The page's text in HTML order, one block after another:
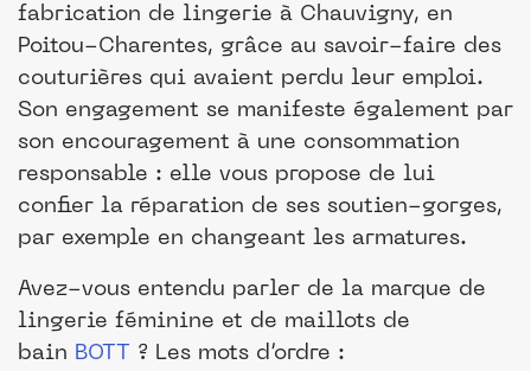
fabrication de lingerie à Chauvigny, en
Poitou-Charentes, grâce au savoir-faire des
couturières qui avaient perdu leur emploi.
Son engagement se manifeste également par
son encouragement à une consommation
responsable : elle vous propose de lui
confier la réparation de ses soutien-gorges,
par exemple en changeant les armatures.
Avez-vous entendu parler de la marque de
lingerie féminine et de maillots de
bain BOTT
? Les mots d’ordre :